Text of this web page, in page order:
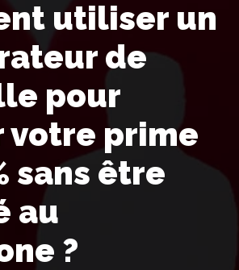
utiliser un
de
pour
votre prime
sans être
au
?